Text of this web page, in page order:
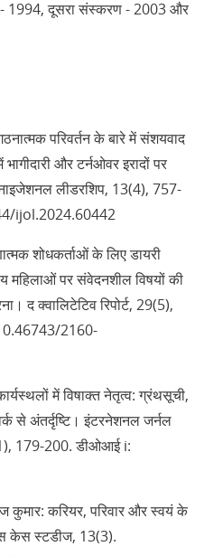
1994, दूसरा संस्करण - 2003 और
परिवर्तन के बारे में संशयवाद
और टर्नओवर इरादों पर
लीडरशिप, 13(4), 757-
ijol.2024.60442
शोधकर्ताओं के लिए डायरी
महिलाओं पर संवेदनशील विषयों की
द क्वालिटेटिव रिपोर्ट, 29(5),
2160-
में विषाक्त नेतृत्व: ग्रंथसूची,
से अंतर्दृष्टि। इंटरनेशनल जर्नल
179-200. डीओआई i:
कुमार: करियर, परिवार और स्वयं के
केस स्टडीज, 13(3).